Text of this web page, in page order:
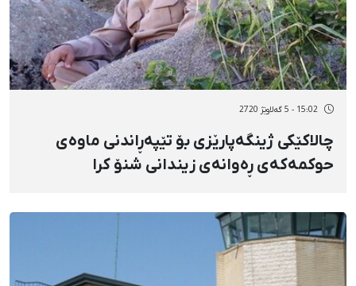
15:02 - 5 گەلاوێژ 2720
چالاکێکی ژینگەپارێزی بۆ تێپەڕاندنی ماوەی
حوکمەکەی ڕەوانەی زیندانی شنۆ کرا